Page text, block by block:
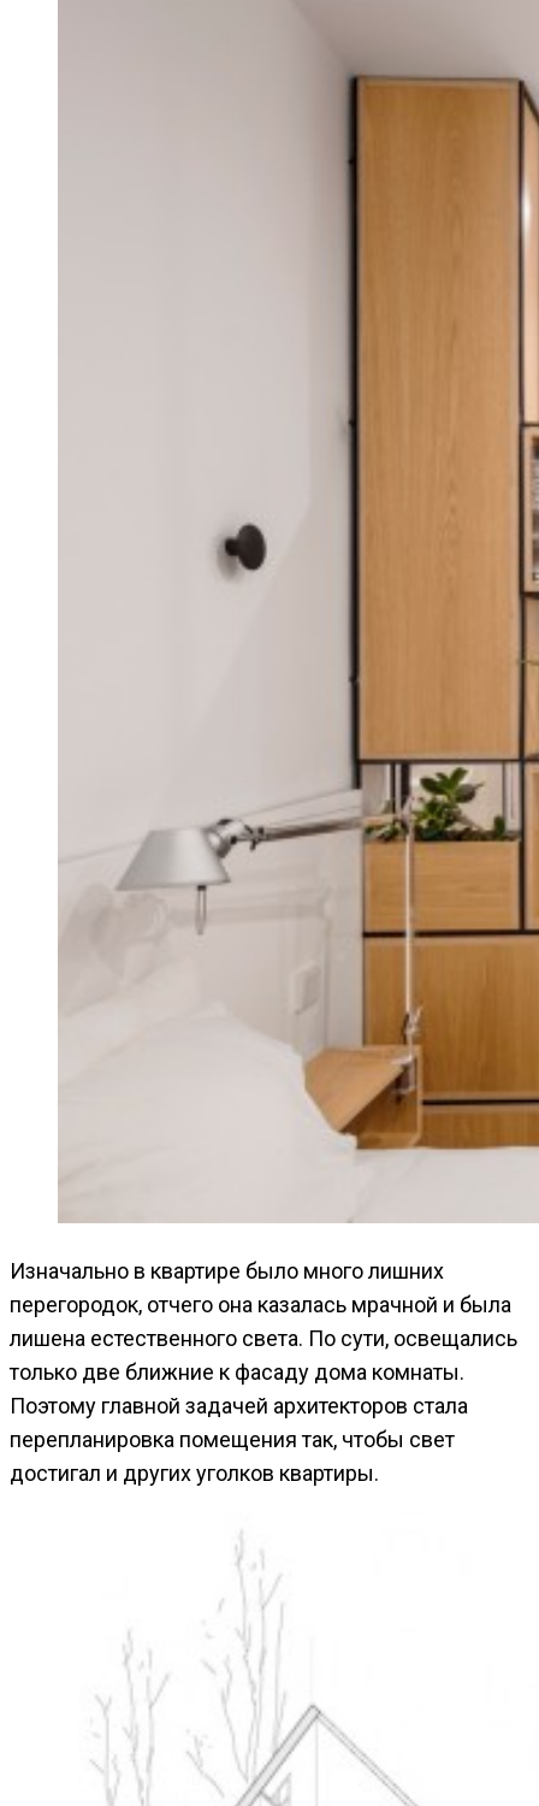
Изначально в квартире было много лишних
перегородок, отчего она казалась мрачной и была
лишена естественного света. По сути, освещались
только две ближние к фасаду дома комнаты.
Поэтому главной задачей архитекторов стала
перепланировка помещения так, чтобы свет
достигал и других уголков квартиры.